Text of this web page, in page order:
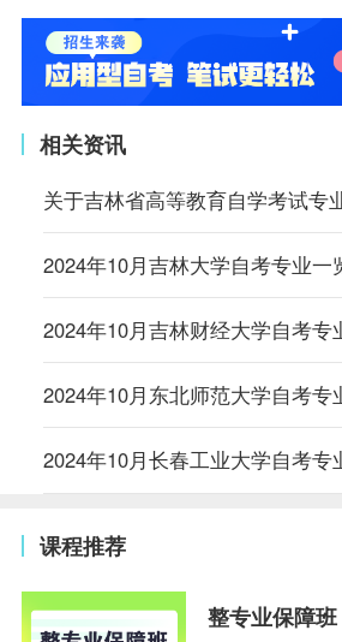
相关资讯
2024年10月吉林大学自考专业一
2024年10月吉林财经大学自考专
2024年10月东北师范大学自考专
2024年10月长春工业大学自考专
课程推荐
整专业保障班